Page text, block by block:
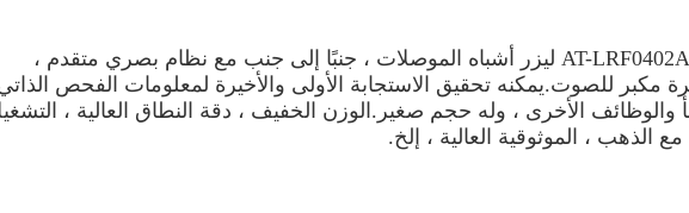
تستخدم وحدة تحديد المدى بالليزر AT-LRF0402A ليزر أشباه الموصلات ، جنبًا إلى جنب مع نظام بصري متقدم ،
مكبر للصوت.يمكنه تحقيق الاستجابة الأولى والأخيرة لمعلومات الفحص
الأخرى ، وله حجم صغير.الوزن الخفيف ، دقة النطاق العالية ،
الذهب ، الموثوقية العالية ، إلخ.